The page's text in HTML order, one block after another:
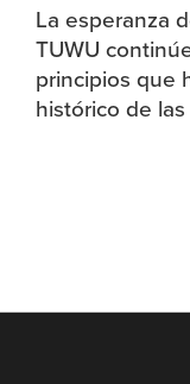
La esperanza
TUWU
principios que
histórico de